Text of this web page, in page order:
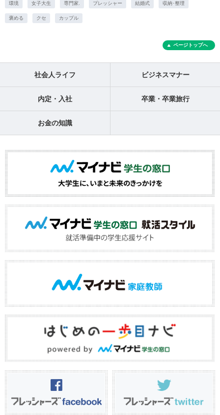
環境 女子大生 専門家. プレッシャー 結婚式 収納･整理
褒める クセ カップル
ページトップへ
社会人ライフ ビジネスマナー
内定・入社 卒業・卒業旅行
お金の知識